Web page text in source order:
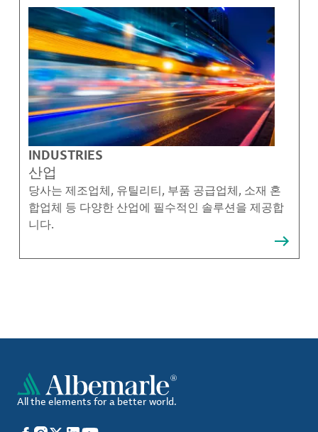
INDUSTRIES
산업
당사는 제조업체, 유틸리티, 부품 공급업체, 소재 혼
합업체 등 다양한 산업에 필수적인 솔루션을 제공합
니다.
All the elements for a better world.